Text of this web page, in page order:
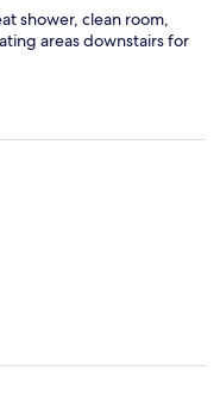
shower, clean room,
areas downstairs for